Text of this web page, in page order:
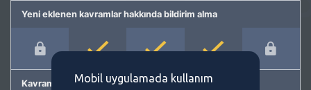
Yeni eklenen kavramlar hakkında bildirim alma
Kavram önermeMobil uygulamada kullanım